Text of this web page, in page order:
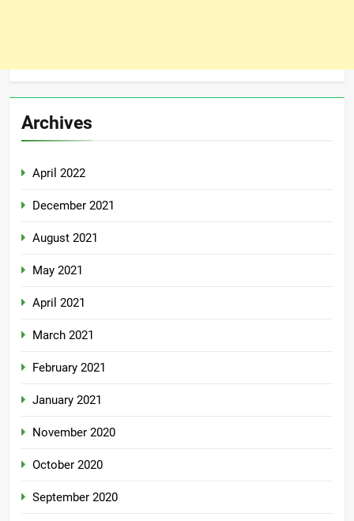
Archives
April 2022
December 2021
August 2021
May 2021
April 2021
March 2021
February 2021
January 2021
November 2020
October 2020
September 2020